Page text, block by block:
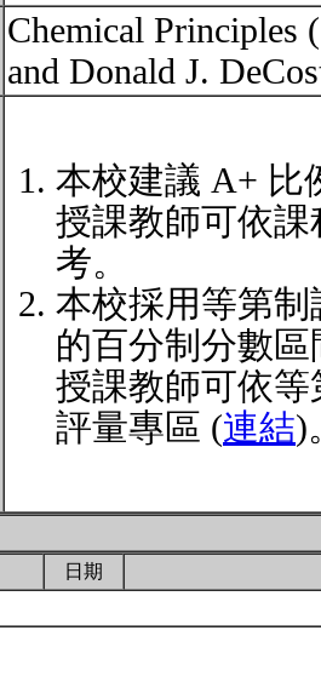
Chemical Principles
and Donald J.
本校建議 A+ 比
授課教師可依
考。
本校採用等第
的百分制分數
授課教師可依
評量專區 (連結)
日期